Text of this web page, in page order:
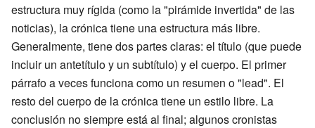
estructura muy rígida (como la "pirámide invertida" de las
noticias), la crónica tiene una estructura más libre.
Generalmente, tiene dos partes claras: el título (que puede
incluir un antetítulo y un subtítulo) y el cuerpo. El primer
párrafo a veces funciona como un resumen o "lead". El
resto del cuerpo de la crónica tiene un estilo libre. La
conclusión no siempre está al final; algunos cronistas